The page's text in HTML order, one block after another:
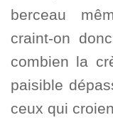
berceau
craint-on
combien la
paisible
ceux qui